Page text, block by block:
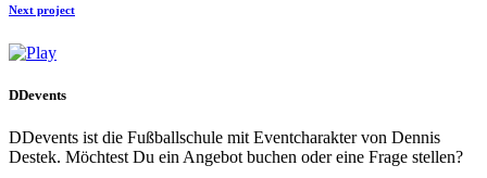
Next project
DDevents
DDevents ist die Fußballschule mit Eventcharakter von Dennis
Destek. Möchtest Du ein Angebot buchen oder eine Frage stellen?